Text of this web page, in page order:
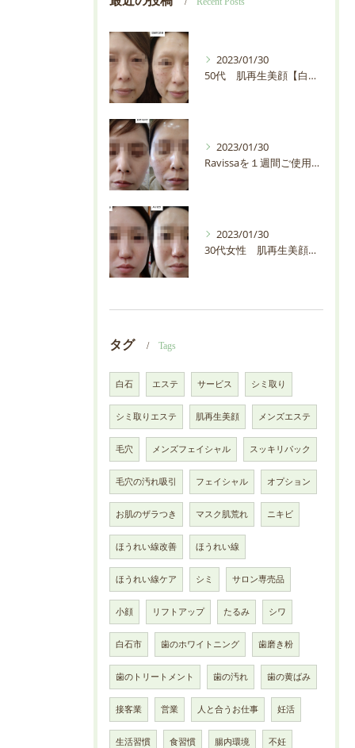
2023/01/30
50代 肌再生美顔【白石市・プライベートサロンEMIAS】
2023/01/30
Ravissaを１週間ご使用の30代お客様の輪郭が変わりすぎ【白石市・プライベートサロンEMIAS】
2023/01/30
30代女性 肌再生美顔【白石市・プライベートサロンEMIAS】
タグ Tags
白石 エステ サービス シミ取り
シミ取りエステ 肌再生美顔 メンズエステ
毛穴 メンズフェイシャル スッキリパック
毛穴の汚れ吸引 フェイシャル オプション
お肌のザラつき マスク肌荒れ ニキビ
ほうれい線改善 ほうれい線
ほうれい線ケア シミ サロン専売品
小顔 リフトアップ たるみ シワ
白石市 歯のホワイトニング 歯磨き粉
歯のトリートメント 歯の汚れ 歯の黄ばみ
接客業 営業 人と合うお仕事 妊活
生活習慣 食習慣 腸内環境 不妊